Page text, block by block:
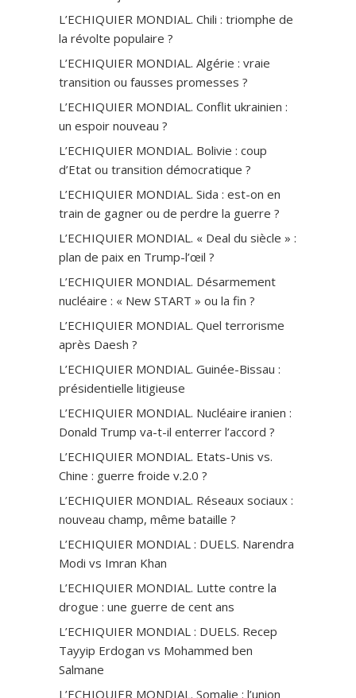
L’ECHIQUIER MONDIAL. Chili : triomphe de
la révolte populaire ?
L’ECHIQUIER MONDIAL. Algérie : vraie
transition ou fausses promesses ?
L’ECHIQUIER MONDIAL. Conflit ukrainien :
un espoir nouveau ?
L’ECHIQUIER MONDIAL. Bolivie : coup
d’Etat ou transition démocratique ?
L’ECHIQUIER MONDIAL. Sida : est-on en
train de gagner ou de perdre la guerre ?
L’ECHIQUIER MONDIAL. « Deal du siècle » :
plan de paix en Trump-l’œil ?
L’ECHIQUIER MONDIAL. Désarmement
nucléaire : « New START » ou la fin ?
L’ECHIQUIER MONDIAL. Quel terrorisme
après Daesh ?
L’ECHIQUIER MONDIAL. Guinée-Bissau :
présidentielle litigieuse
L’ECHIQUIER MONDIAL. Nucléaire iranien :
Donald Trump va-t-il enterrer l’accord ?
L’ECHIQUIER MONDIAL. Etats-Unis vs.
Chine : guerre froide v.2.0 ?
L’ECHIQUIER MONDIAL. Réseaux sociaux :
nouveau champ, même bataille ?
L’ECHIQUIER MONDIAL : DUELS. Narendra
Modi vs Imran Khan
L’ECHIQUIER MONDIAL. Lutte contre la
drogue : une guerre de cent ans
L’ECHIQUIER MONDIAL : DUELS. Recep
Tayyip Erdogan vs Mohammed ben
Salmane
L’ECHIQUIER MONDIAL. Somalie : l’union